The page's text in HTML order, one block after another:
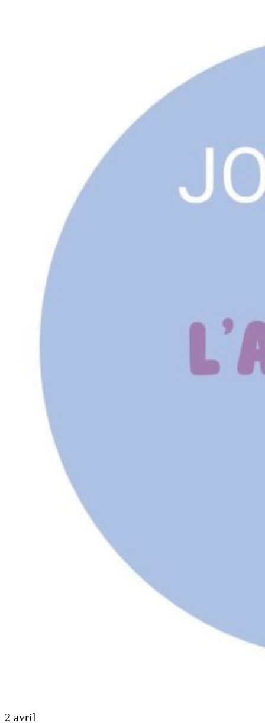
2 avril